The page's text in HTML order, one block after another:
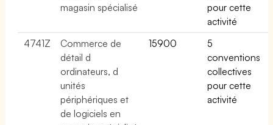
magasin spécialisé
pour cette
activité
4741Z
Commerce de
détail d
ordinateurs, d
unités
périphériques et
de logiciels en
15900
5
conventions
collectives
pour cette
activité